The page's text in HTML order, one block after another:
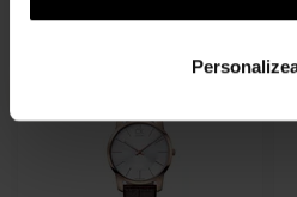
595,00 lei